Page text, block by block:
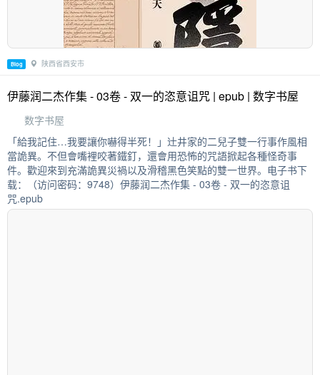
Blog 陕西省西安市
伊藤润二杰作集 - 03卷 - 双一的恣意诅咒 | epub | 数字书屋
数字书屋
「給我記住…我要讓你嚇得半死！」辻井家的二兒子雙一行事作風相
當詭異。不但會嘴裡咬著鐵釘，還會用恐怖的咒語掀起各種怪奇事
件。歡迎來到充滿詭異災禍以及滑稽黑色笑點的雙一世界。电子书下
载：（访问密码：9748）伊藤润二杰作集 - 03卷 - 双一的恣意诅
咒.epub